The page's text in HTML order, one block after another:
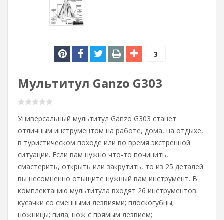
3
Мультитул Ganzo G303
Универсальный мультитул Ganzo G303 станет
отличным инструментом на работе, дома, на отдыхе,
в туристическом походе или во время экстренной
ситуации. Если вам нужно что-то починить,
смастерить, открыть или закрутить, то из 25 деталей
вы несомненно отыщите нужный вам инструмент. В
комплектацию мультитула входят 26 инструментов:
кусачки со сменными лезвиями; плоскогубцы;
ножницы; пила; нож с прямым лезвием;